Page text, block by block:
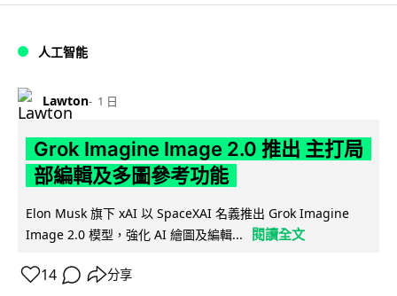
人工智能
Lawton 1 日
Grok Imagine Image 2.0 推出 主打局
部編輯及多圖參考功能
Elon Musk 旗下 xAI 以 SpaceXAI 名義推出 Grok Imagine
Image 2.0 模型，強化 AI 繪圖及編輯...
閱讀全文
14 分享